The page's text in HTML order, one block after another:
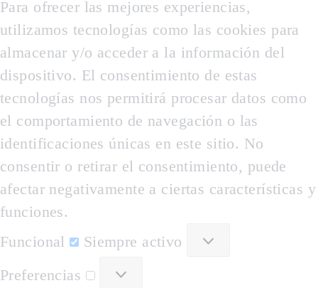
Para ofrecer las mejores experiencias,
utilizamos tecnologías como las cookies para
almacenar y/o acceder a la información del
dispositivo. El consentimiento de estas
tecnologías nos permitirá procesar datos como
el comportamiento de navegación o las
identificaciones únicas en este sitio. No
consentir o retirar el consentimiento, puede
afectar negativamente a ciertas características y
funciones.
Funcional
Funcional
Siempre activo
Preferencias
Preferencias